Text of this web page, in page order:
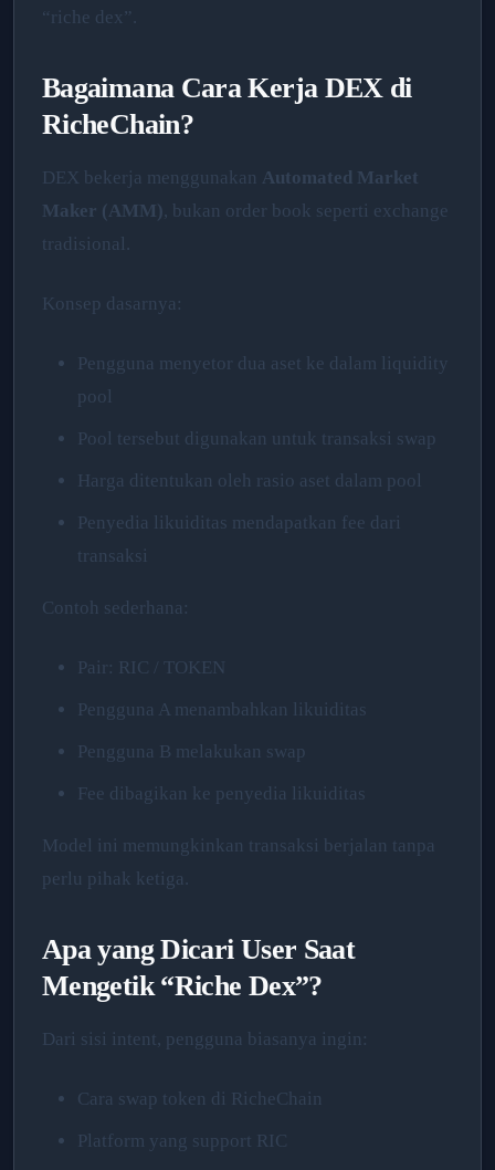
“riche dex”.
Bagaimana Cara Kerja DEX di
RicheChain?
DEX bekerja menggunakan Automated Market
Maker (AMM), bukan order book seperti exchange
tradisional.
Konsep dasarnya:
Pengguna menyetor dua aset ke dalam liquidity
pool
Pool tersebut digunakan untuk transaksi swap
Harga ditentukan oleh rasio aset dalam pool
Penyedia likuiditas mendapatkan fee dari
transaksi
Contoh sederhana:
Pair: RIC / TOKEN
Pengguna A menambahkan likuiditas
Pengguna B melakukan swap
Fee dibagikan ke penyedia likuiditas
Model ini memungkinkan transaksi berjalan tanpa
perlu pihak ketiga.
Apa yang Dicari User Saat
Mengetik “Riche Dex”?
Dari sisi intent, pengguna biasanya ingin:
Cara swap token di RicheChain
Platform yang support RIC